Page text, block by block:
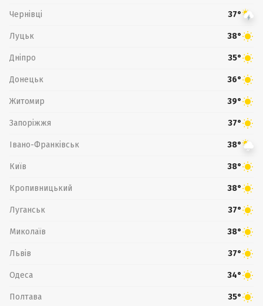
Чернівці 37°
Луцьк 38°
Дніпро 35°
Донецьк 36°
Житомир 39°
Запоріжжя 37°
Івано-Франківськ 38°
Київ 38°
Кропивницький 38°
Луганськ 37°
Миколаїв 38°
Львів 37°
Одеса 34°
Полтава 35°